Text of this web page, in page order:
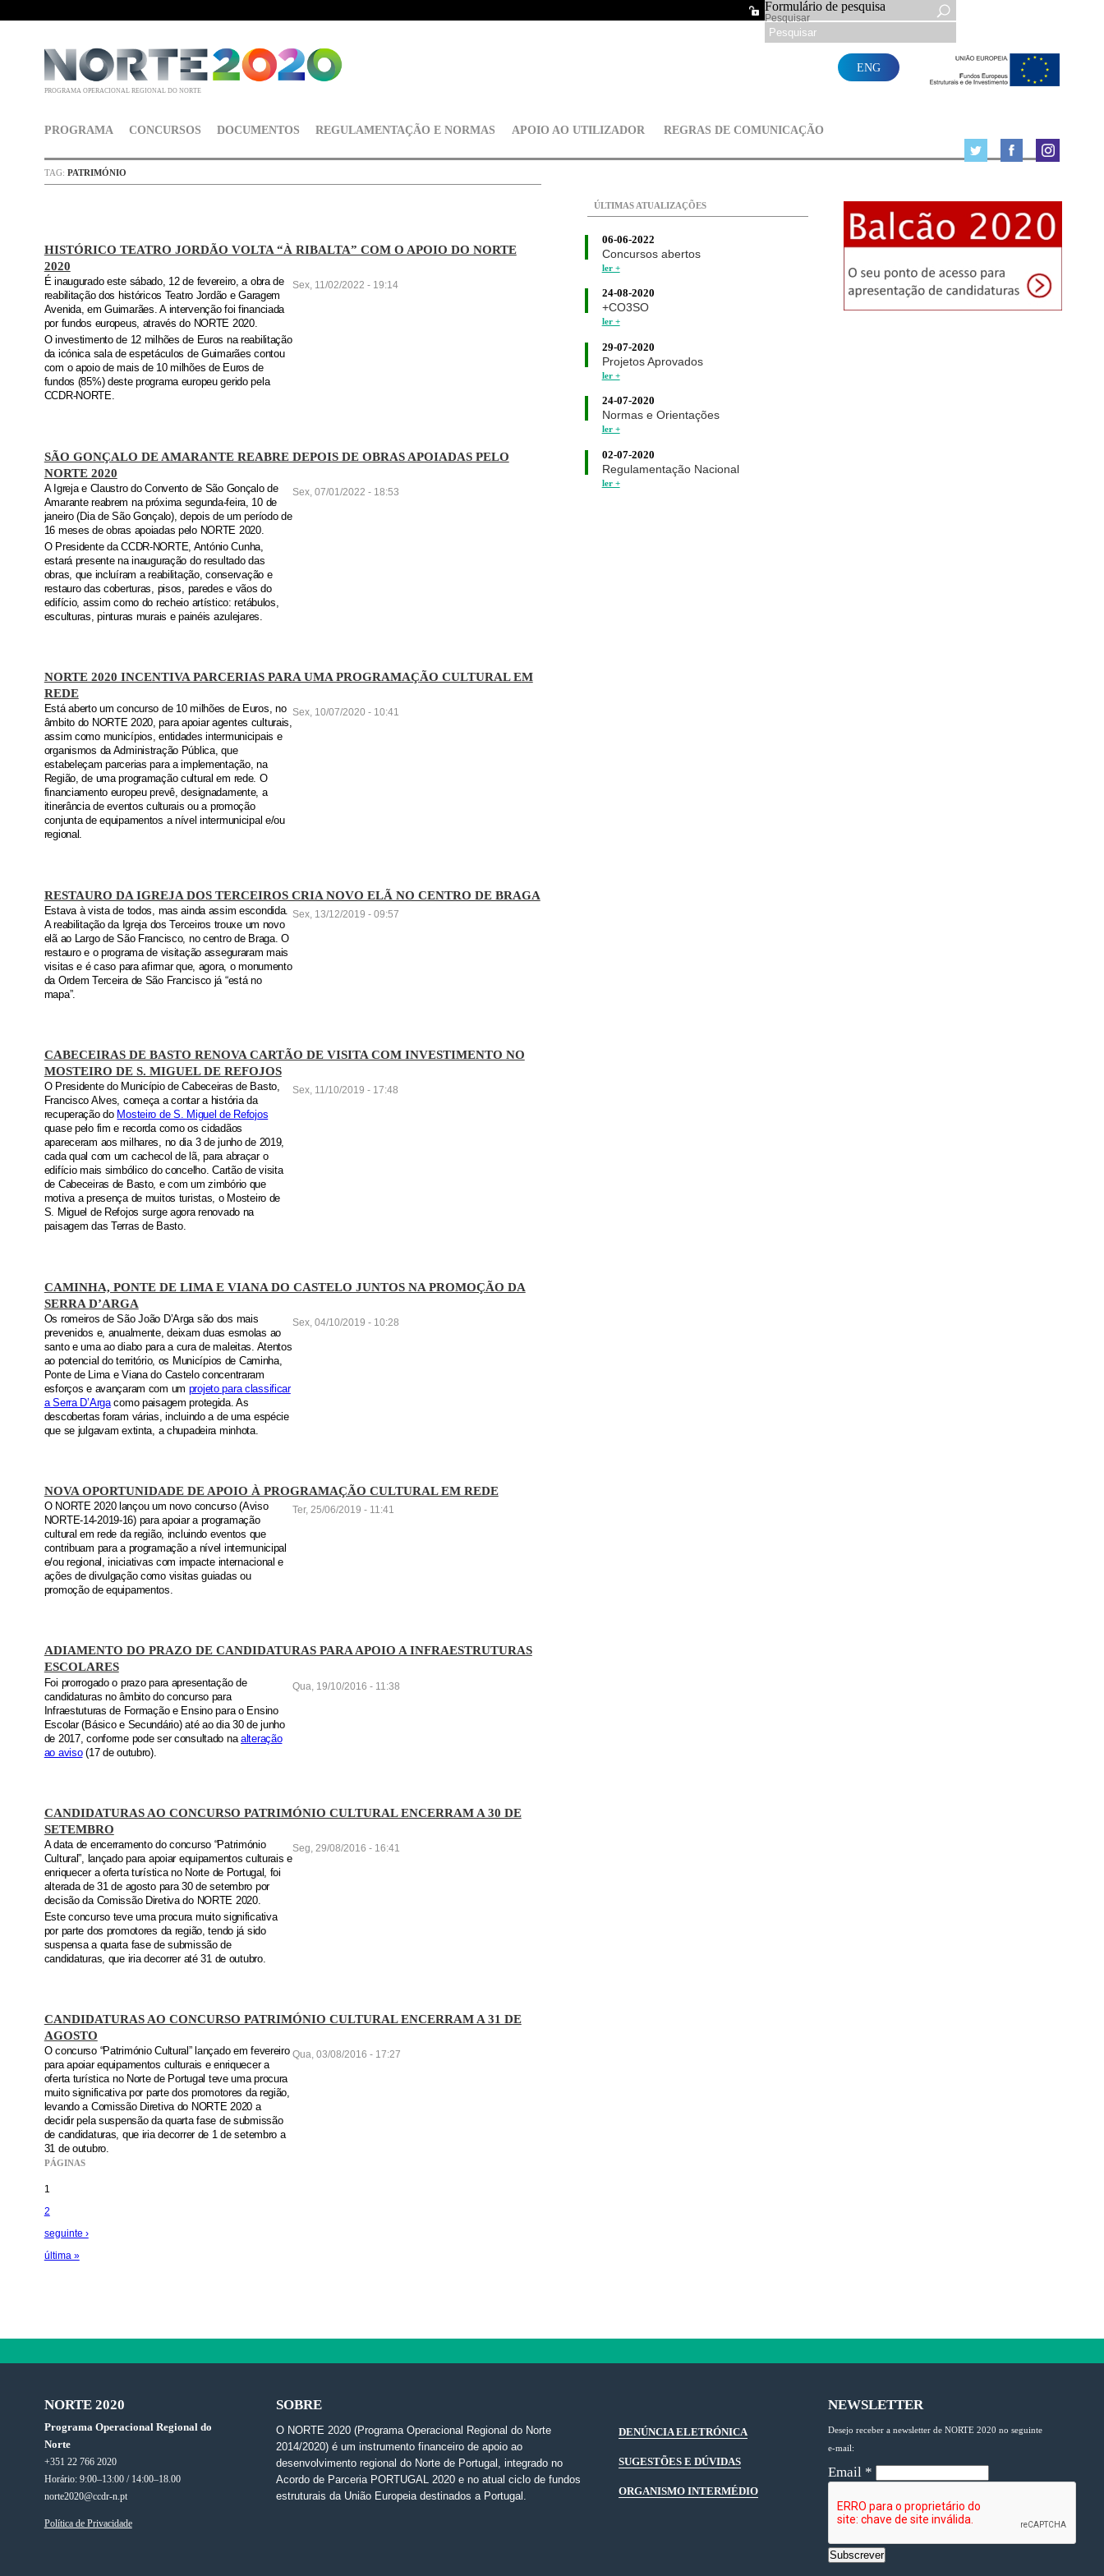
Formulário de pesquisa
Pesquisar
PROGRAMA OPERACIONAL REGIONAL DO NORTE
ENG
PROGRAMA CONCURSOS DOCUMENTOS REGULAMENTAÇÃO E NORMAS APOIO AO UTILIZADOR REGRAS DE COMUNICAÇÃO
TAG: PATRIMÓNIO
HISTÓRICO TEATRO JORDÃO VOLTA “À RIBALTA” COM O APOIO DO NORTE
2020
É inaugurado este sábado, 12 de fevereiro, a obra de
reabilitação dos históricos Teatro Jordão e Garagem
Avenida, em Guimarães. A intervenção foi financiada
por fundos europeus, através do NORTE 2020.
O investimento de 12 milhões de Euros na reabilitação
da icónica sala de espetáculos de Guimarães contou
com o apoio de mais de 10 milhões de Euros de
fundos (85%) deste programa europeu gerido pela
CCDR-NORTE.
Sex, 11/02/2022 - 19:14
SÃO GONÇALO DE AMARANTE REABRE DEPOIS DE OBRAS APOIADAS PELO
NORTE 2020
A Igreja e Claustro do Convento de São Gonçalo de
Amarante reabrem na próxima segunda-feira, 10 de
janeiro (Dia de São Gonçalo), depois de um período de
16 meses de obras apoiadas pelo NORTE 2020.
O Presidente da CCDR-NORTE, António Cunha,
estará presente na inauguração do resultado das
obras, que incluíram a reabilitação, conservação e
restauro das coberturas, pisos, paredes e vãos do
edifício, assim como do recheio artístico: retábulos,
esculturas, pinturas murais e painéis azulejares.
Sex, 07/01/2022 - 18:53
NORTE 2020 INCENTIVA PARCERIAS PARA UMA PROGRAMAÇÃO CULTURAL EM
REDE
Está aberto um concurso de 10 milhões de Euros, no
âmbito do NORTE 2020, para apoiar agentes culturais,
assim como municípios, entidades intermunicipais e
organismos da Administração Pública, que
estabeleçam parcerias para a implementação, na
Região, de uma programação cultural em rede. O
financiamento europeu prevê, designadamente, a
itinerância de eventos culturais ou a promoção
conjunta de equipamentos a nível intermunicipal e/ou
regional.
Sex, 10/07/2020 - 10:41
RESTAURO DA IGREJA DOS TERCEIROS CRIA NOVO ELÃ NO CENTRO DE BRAGA
Estava à vista de todos, mas ainda assim escondida.
A reabilitação da Igreja dos Terceiros trouxe um novo
elã ao Largo de São Francisco, no centro de Braga. O
restauro e o programa de visitação asseguraram mais
visitas e é caso para afirmar que, agora, o monumento
da Ordem Terceira de São Francisco já “está no
mapa”.
Sex, 13/12/2019 - 09:57
CABECEIRAS DE BASTO RENOVA CARTÃO DE VISITA COM INVESTIMENTO NO
MOSTEIRO DE S. MIGUEL DE REFOJOS
O Presidente do Município de Cabeceiras de Basto,
Francisco Alves, começa a contar a história da
recuperação do Mosteiro de S. Miguel de Refojos
quase pelo fim e recorda como os cidadãos
apareceram aos milhares, no dia 3 de junho de 2019,
cada qual com um cachecol de lã, para abraçar o
edifício mais simbólico do concelho. Cartão de visita
de Cabeceiras de Basto, e com um zimbório que
motiva a presença de muitos turistas, o Mosteiro de
S. Miguel de Refojos surge agora renovado na
paisagem das Terras de Basto.
Sex, 11/10/2019 - 17:48
CAMINHA, PONTE DE LIMA E VIANA DO CASTELO JUNTOS NA PROMOÇÃO DA
SERRA D’ARGA
Os romeiros de São João D’Arga são dos mais
prevenidos e, anualmente, deixam duas esmolas ao
santo e uma ao diabo para a cura de maleitas. Atentos
ao potencial do território, os Municípios de Caminha,
Ponte de Lima e Viana do Castelo concentraram
esforços e avançaram com um projeto para classificar
a Serra D’Argacomo paisagem protegida. As
descobertas foram várias, incluindo a de uma espécie
que se julgavam extinta, a chupadeira minhota.
Sex, 04/10/2019 - 10:28
NOVA OPORTUNIDADE DE APOIO À PROGRAMAÇÃO CULTURAL EM REDE
O NORTE 2020 lançou um novo concurso (Aviso
NORTE-14-2019-16) para apoiar a programação
cultural em rede da região, incluindo eventos que
contribuam para a programação a nível intermunicipal
e/ou regional, iniciativas com impacte internacional e
ações de divulgação como visitas guiadas ou
promoção de equipamentos.
Ter, 25/06/2019 - 11:41
ADIAMENTO DO PRAZO DE CANDIDATURAS PARA APOIO A INFRAESTRUTURAS
ESCOLARES
Foi prorrogado o prazo para apresentação de
candidaturas no âmbito do concurso para
Infraestuturas de Formação e Ensino para o Ensino
Escolar (Básico e Secundário) até ao dia 30 de junho
de 2017, conforme pode ser consultado na alteração
ao aviso(17 de outubro).
Qua, 19/10/2016 - 11:38
CANDIDATURAS AO CONCURSO PATRIMÓNIO CULTURAL ENCERRAM A 30 DE
SETEMBRO
A data de encerramento do concurso “Património
Cultural”, lançado para apoiar equipamentos culturais e
enriquecer a oferta turística no Norte de Portugal, foi
alterada de 31 de agosto para 30 de setembro por
decisão da Comissão Diretiva do NORTE 2020.
Este concurso teve uma procura muito significativa
por parte dos promotores da região, tendo já sido
suspensa a quarta fase de submissão de
candidaturas, que iria decorrer até 31 de outubro.
Seg, 29/08/2016 - 16:41
CANDIDATURAS AO CONCURSO PATRIMÓNIO CULTURAL ENCERRAM A 31 DE
AGOSTO
O concurso “Património Cultural” lançado em fevereiro
para apoiar equipamentos culturais e enriquecer a
oferta turística no Norte de Portugal teve uma procura
muito significativa por parte dos promotores da região,
levando a Comissão Diretiva do NORTE 2020 a
decidir pela suspensão da quarta fase de submissão
de candidaturas, que iria decorrer de 1 de setembro a
31 de outubro.
Qua, 03/08/2016 - 17:27
PÁGINAS
1
2
seguinte ›
última »
ÚLTIMAS ATUALIZAÇÕES
06-06-2022
Concursos abertos
ler +
24-08-2020
+CO3SO
ler +
29-07-2020
Projetos Aprovados
ler +
24-07-2020
Normas e Orientações
ler +
02-07-2020
Regulamentação Nacional
ler +
NORTE 2020
Programa Operacional Regional do
Norte
+351 22 766 2020
Horário: 9:00–13:00 / 14:00–18.00
norte2020@ccdr-n.pt
Política de Privacidade
SOBRE
O NORTE 2020 (Programa Operacional Regional do Norte
2014/2020) é um instrumento financeiro de apoio ao
desenvolvimento regional do Norte de Portugal, integrado no
Acordo de Parceria PORTUGAL 2020 e no atual ciclo de fundos
estruturais da União Europeia destinados a Portugal.
DENÚNCIA ELETRÓNICA
SUGESTÕES E DÚVIDAS
ORGANISMO INTERMÉDIO
NEWSLETTER
Desejo receber a newsletter de NORTE 2020 no seguinte
e-mail:
Email *